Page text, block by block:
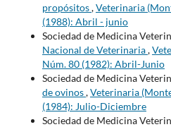
propósitos,Veterinaria
(1988): Abril - junio
Sociedad de Medicina
Nacional de Veterinaria,
Núm. 80 (1982): Abril-Junio
Sociedad de Medicina
de ovinos,Veterinaria
(1984): Julio-Diciembre
Sociedad de Medicina